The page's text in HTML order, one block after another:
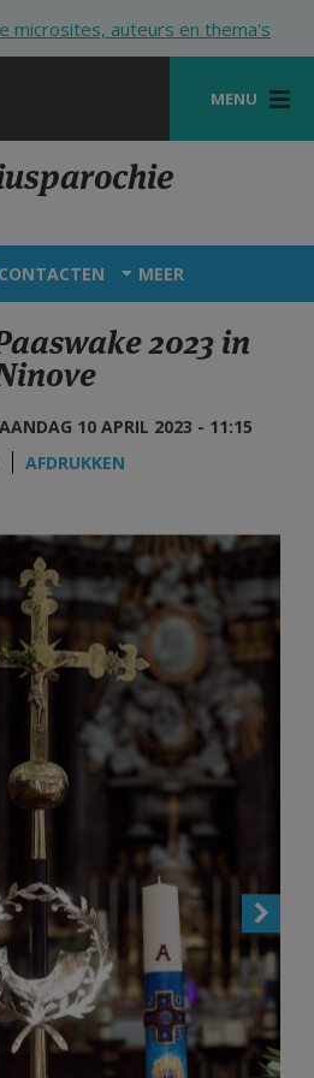
microsites, auteurs en thema's
MENU
REGISTREREN
CONTACTEN MEER
2023 in
10 APRIL 2023 - 11:15
AFDRUKKEN